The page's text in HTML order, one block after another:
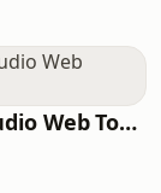
Radio Studio Web Torino